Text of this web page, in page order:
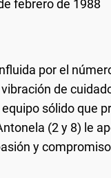
febrero de 1988
por el
de
sólido que
(2 y 8) le
y